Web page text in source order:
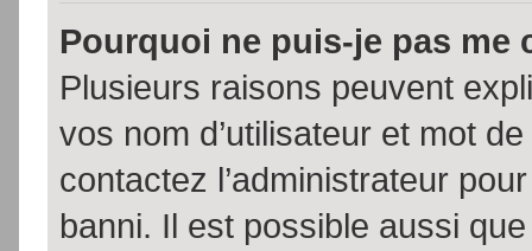
Pourquoi ne puis-je pas me
Plusieurs raisons peuvent
vos nom d’utilisateur et mot
contactez l’administrateur
banni. Il est possible aussi